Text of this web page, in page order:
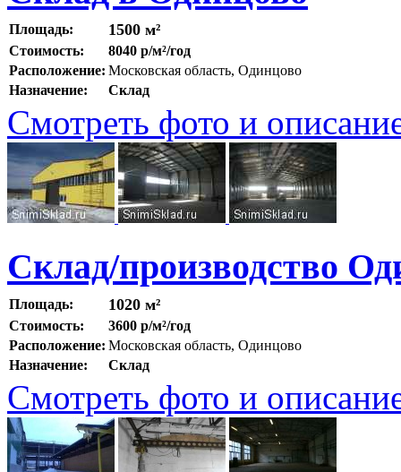
Площадь: 1500 м²
Стоимость:
8040 р/м²/год
Расположение: Московская область, Одинцово
Назначение:
Склад
Смотреть фото и
Склад/производство
Площадь: 1020 м²
Стоимость:
3600 р/м²/год
Расположение: Московская область, Одинцово
Назначение:
Склад
Смотреть фото и